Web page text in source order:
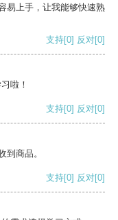
易上手，让我能够快速熟
支持[0] 反对[0]
啦！
支持[0] 反对[0]
到商品。
支持[0] 反对[0]